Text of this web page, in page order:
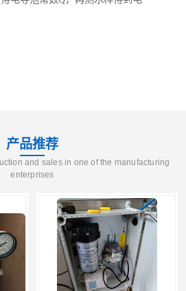
产品推荐
and sales in one of the manufacturing
enterprises